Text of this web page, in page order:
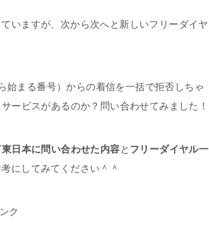
いますが、次から次へと新しいフリーダイヤ
まる番号）からの着信を一括で拒否しちゃ
ービスがあるのか？問い合わせてみました！
日本に問い合わせた内容と フリーダイヤル一
にしてみてください＾＾
ク